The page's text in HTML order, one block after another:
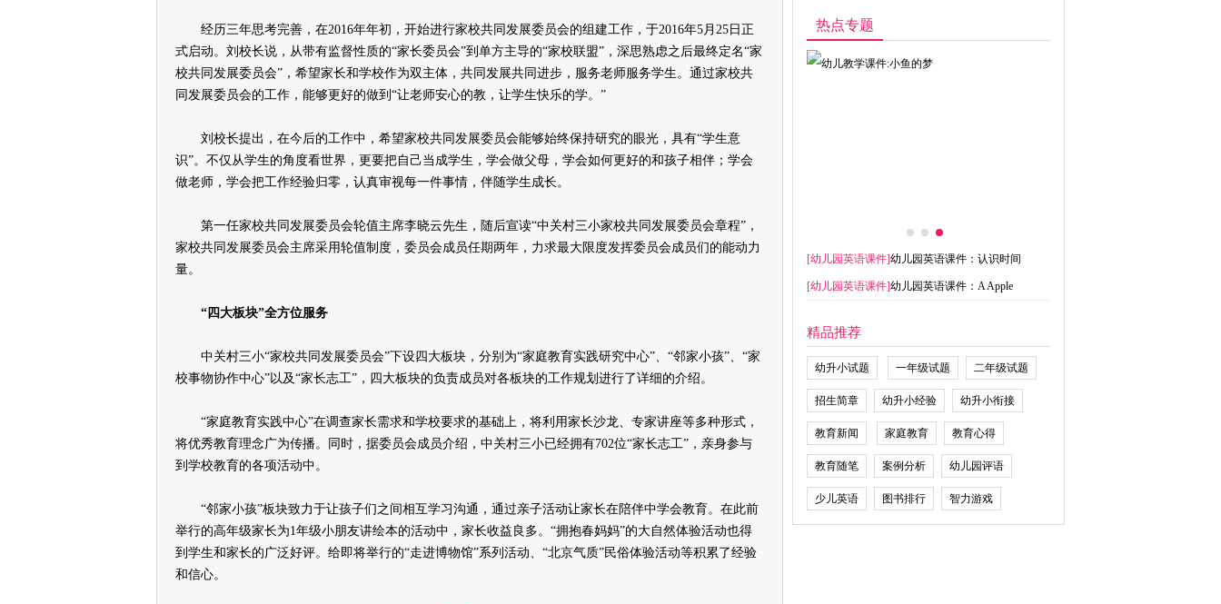
经历三年思考完善，在2016年年初，开始进行家校共同发展委员会的组建工作，于2016年5月25日正
式启动。刘校长说，从带有监督性质的“家长委员会”到单方主导的“家校联盟”，深思熟虑之后最终定名“家
校共同发展委员会”，希望家长和学校作为双主体，共同发展共同进步，服务老师服务学生。通过家校共
同发展委员会的工作，能够更好的做到“让老师安心的教，让学生快乐的学。”
刘校长提出，在今后的工作中，希望家校共同发展委员会能够始终保持研究的眼光，具有“学生意
识”。不仅从学生的角度看世界，更要把自己当成学生，学会做父母，学会如何更好的和孩子相伴；学会
做老师，学会把工作经验归零，认真审视每一件事情，伴随学生成长。
第一任家校共同发展委员会轮值主席李晓云先生，随后宣读“中关村三小家校共同发展委员会章程”，
家校共同发展委员会主席采用轮值制度，委员会成员任期两年，力求最大限度发挥委员会成员们的能动力
量。
“四大板块”全方位服务
中关村三小“家校共同发展委员会”下设四大板块，分别为“家庭教育实践研究中心”、“邻家小孩”、“家
校事物协作中心”以及“家长志工”，四大板块的负责成员对各板块的工作规划进行了详细的介绍。
“家庭教育实践中心”在调查家长需求和学校要求的基础上，将利用家长沙龙、专家讲座等多种形式，
将优秀教育理念广为传播。同时，据委员会成员介绍，中关村三小已经拥有702位“家长志工”，亲身参与
到学校教育的各项活动中。
“邻家小孩”板块致力于让孩子们之间相互学习沟通，通过亲子活动让家长在陪伴中学会教育。在此前
举行的高年级家长为1年级小朋友讲绘本的活动中，家长收益良多。“拥抱春妈妈”的大自然体验活动也得
到学生和家长的广泛好评。给即将举行的“走进博物馆”系列活动、“北京气质”民俗体验活动等积累了经验
和信心。
热点专题
[幼儿园英语课件]幼儿园英语课件：认识时间
[幼儿园英语课件]幼儿园英语课件：A Apple
精品推荐
幼升小试题 一年级试题 二年级试题
招生简章 幼升小经验 幼升小衔接
教育新闻 家庭教育 教育心得
教育随笔 案例分析 幼儿园评语
少儿英语 图书排行 智力游戏